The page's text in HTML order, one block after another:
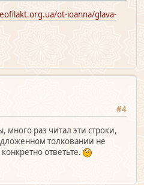
ot-ioanna/glava-
#4
раз читал эти строки,
толковании не
ответьте.